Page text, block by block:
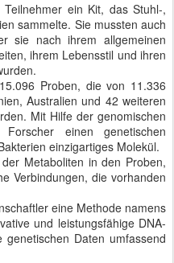
ein Kit, das Stuhl-,
sammelte. Sie mussten auch
sie nach ihrem allgemeinen
ihrem Lebensstil und ihren
Proben, die von 11.336
Australien und 42 weiteren
Mit Hilfe der genomischen
einen genetischen
einzigartiges Molekül.
Metaboliten in den Proben,
Verbindungen, die vorhanden
eine Methode namens
und leistungsfähige DNA-
Daten umfassend